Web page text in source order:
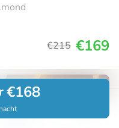
Boekingen
€168
€215 €169